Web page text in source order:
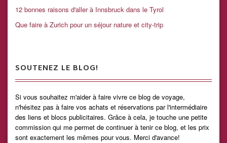
12 bonnes raisons d'aller à Innsbruck dans le Tyrol
Que faire à Zurich pour un séjour nature et city-trip
SOUTENEZ LE BLOG!
Si vous souhaitez m'aider à faire vivre ce blog de voyage,
n'hésitez pas à faire vos achats et réservations par l'intermédiaire
des liens et blocs publicitaires. Grâce à cela, je touche une petite
commission qui me permet de continuer à tenir ce blog, et les prix
sont exactement les mêmes pour vous. Merci d'avance!